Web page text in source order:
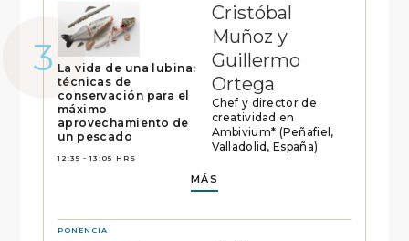
La vida de una lubina:
técnicas de
conservación para el
máximo
aprovechamiento de
un pescado
12:35 - 13:05 HRS
Cristóbal
Muñoz y
Guillermo
Ortega
Chef y director de
creatividad en
Ambivium* (Peñafiel,
Valladolid, España)
MÁS
PONENCIA